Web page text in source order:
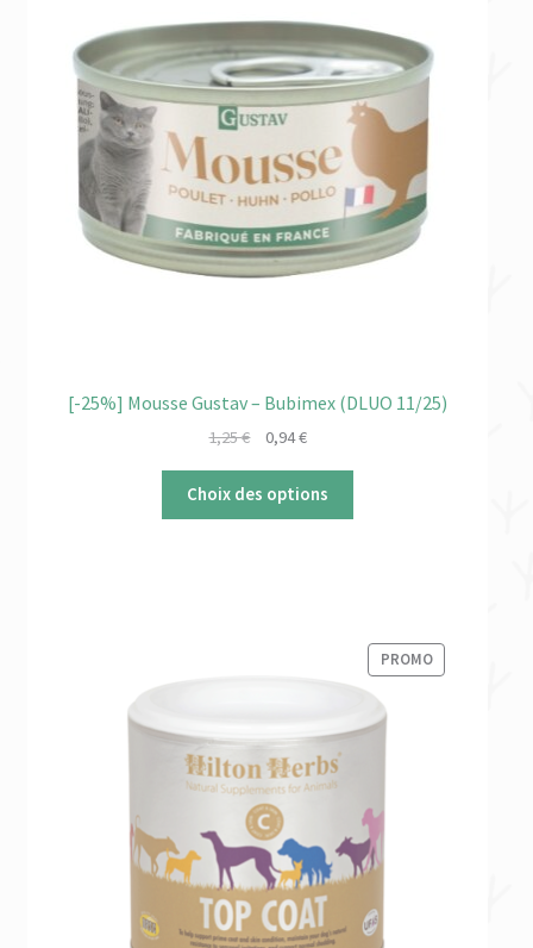
[-25%] Mousse Gustav – Bubimex (DLUO 11/25)
1,25€
Le
initial
était :
0,94€Le
actuel
est :
Choix des options
PROMOPRODUIT
EN